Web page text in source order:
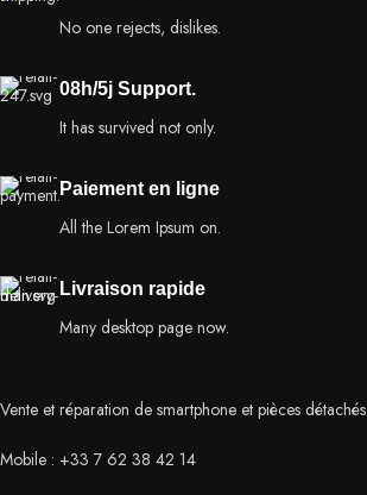
No one rejects, dislikes.
08h/5j Support.
It has survived not only.
Paiement en ligne
All the Lorem Ipsum on.
Livraison rapide
Many desktop page now.
Vente et réparation de smartphone et pièces détachés
Mobile : +33 7 62 38 42 14